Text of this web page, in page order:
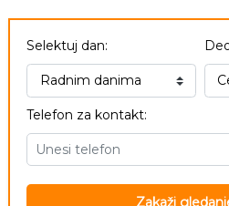
Selektuj dan:
Telefon za kontakt:
Zakaži